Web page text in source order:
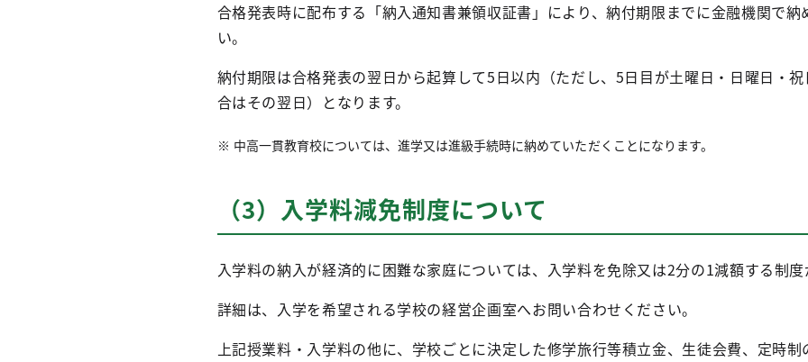
合格発表時に配布する「納入通知書兼領収証書」により、納付期限までに金融機関で納
い。
納付期限は合格発表の翌日から起算して5日以内（ただし、5日目が土曜日・日曜日・
合はその翌日）となります。
中高一貫教育校については、進学又は進級手続時に納めていただくことになります。
（3）入学料減免制度について
入学料の納入が経済的に困難な家庭については、入学料を免除又は2分の1減額する制度
詳細は、入学を希望される学校の経営企画室へお問い合わせください。
上記授業料・入学料の他に、学校ごとに決定した修学旅行等積立金、生徒会費、定時制